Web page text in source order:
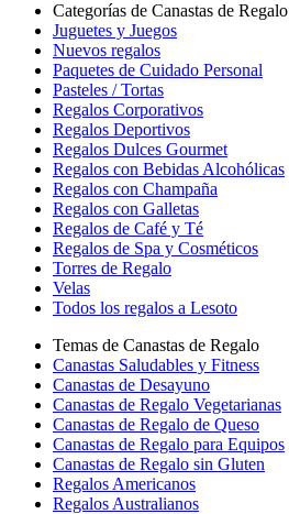
Categorías de Canastas de Regalo
Juguetes y Juegos
Nuevos regalos
Paquetes de Cuidado Personal
Pasteles / Tortas
Regalos Corporativos
Regalos Deportivos
Regalos Dulces Gourmet
Regalos con Bebidas Alcohólicas
Regalos con Champaña
Regalos con Galletas
Regalos de Café y Té
Regalos de Spa y Cosméticos
Torres de Regalo
Velas
Todos los regalos a Lesoto
Temas de Canastas de Regalo
Canastas Saludables y Fitness
Canastas de Desayuno
Canastas de Regalo Vegetarianas
Canastas de Regalo de Queso
Canastas de Regalo para Equipos
Canastas de Regalo sin Gluten
Regalos Americanos
Regalos Australianos